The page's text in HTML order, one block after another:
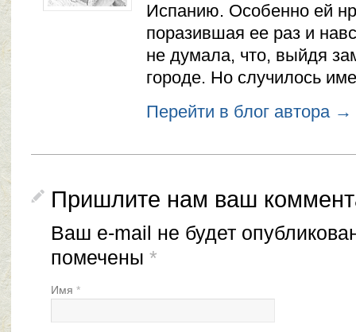
Испанию. Особенно ей
поразившая ее раз и
не думала, что, выйдя
городе. Но случилось
Перейти в блог автора →
Пришлите нам ваш
Ваш e-mail не будет
помечены *
Имя *